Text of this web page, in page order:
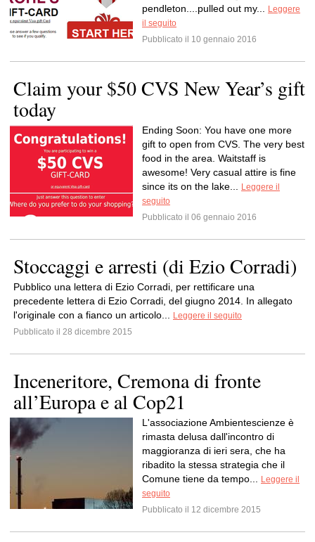
pendleton....pulled out my...
Leggere
il seguito
Pubblicato il 10 gennaio 2016
Claim your $50 CVS New Year’s gift
today
Ending Soon: You have one more
gift to open from CVS. The very best
food in the area. Waitstaff is
awesome! Very casual attire is fine
since its on the lake...
Leggere il
seguito
Pubblicato il 06 gennaio 2016
Stoccaggi e arresti (di Ezio Corradi)
Pubblico una lettera di Ezio Corradi, per rettificare una
precedente lettera di Ezio Corradi, del giugno 2014. In allegato
l'originale con a fianco un articolo...
Leggere il seguito
Pubblicato il 28 dicembre 2015
Inceneritore, Cremona di fronte
all’Europa e al Cop21
L'associazione Ambientescienze è
rimasta delusa dall'incontro di
maggioranza di ieri sera, che ha
ribadito la stessa strategia che il
Comune tiene da tempo...
Leggere il
seguito
Pubblicato il 12 dicembre 2015